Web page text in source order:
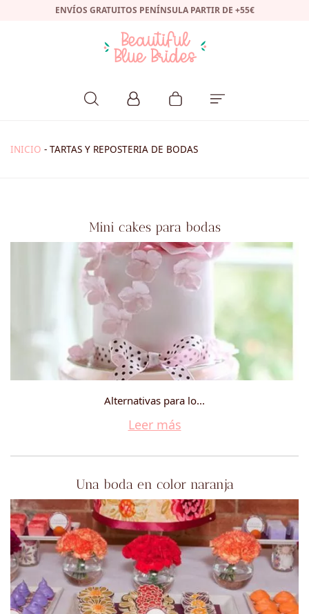
ENVÍOS GRATUITOS PENÍNSULA PARTIR DE +55€
INICIO - TARTAS Y REPOSTERIA DE BODAS
Mini cakes para bodas
Alternativas para lo...
Leer más
Una boda en color naranja